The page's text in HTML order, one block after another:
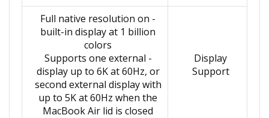
Display
Support
- Full native resolution on
built-in display at 1 billion
colors
- Supports one external
display up to 6K at 60Hz, or
second external display with
up to 5K at 60Hz when the
MacBook Air lid is closed